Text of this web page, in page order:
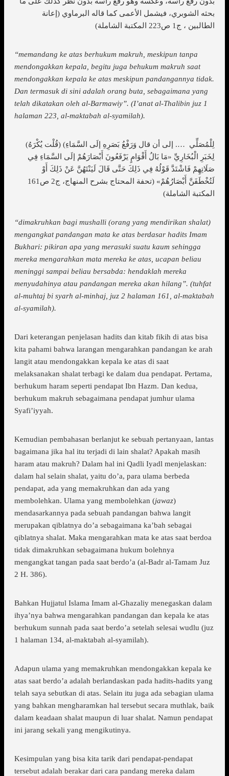
بحثه الشوبري، فيشمل الأعمى كما قاله البرماوي (إعانة
الطالبين ، ج1 ص223 المكتبة الشاملة)
“memandang ke atas berhukum makruh, meskipun tanpa
mendongakkan kepala, begitu juga behukum makruh saat
mendongakkan kepala ke atas meskipun pandangannya tidak.
Dan termasuk di sini adalah orang buta, sebagaimana yang
telah dikatakan oleh al-Barmawiy”. (I’anat al-Thalibin juz 1
halaman 223, al-maktabah al-syamilah).
(قُلْت يُكْرَهُ) لِلْمُصَلِّي …. إلى أن قال وَرَفْعُ بَصَرِهِ إلَى السَّمَاءِ)
لِخَبَرِ الْبُخَارِيِّ «مَا بَالُ أَقْوَامٍ يَرْفَعُونَ أَبْصَارَهُمْ إلَى السَّمَاءِ فِي
صَلَاتِهِمْ فَاشْتَدَّ قَوْلُهُ فِي ذَلِكَ حَتَّى قَالَ لَيَنْتَهُنَّ عَنْ ذَلِكَ أَوْ
لَتُخْطَفَنَّ أَبْصَارُهُمْ» (تحفة المحتاج بشرح المنهاج، ج2 ص161
المكتبة الشاملة)
“dimakruhkan bagi mushalli (orang yang mendirikan shalat)
mengangkat pandangan mata ke atas berdasar hadits Imam
Bukhari: pikiran apa yang merasuki suatu kaum sehingga
mereka mengarahkan mata mereka ke atas, ucapan beliau
meninggi sampai beliau bersabda: hendaklah mereka
menyudahinya atau pandangan mereka akan hilang”. (tuhfat
al-muhtaj bi syarh al-minhaj, juz 2 halaman 161, al-maktabah
al-syamilah).
Dari keterangan penjelasan hadits dan kitab fikih di atas bisa
kita pahami bahwa larangan mengarahkan pandangan ke arah
langit atau mendongakkan kepala ke atas di saat
melaksanakan shalat terbagi ke dalam dua pendapat. Pertama,
berhukum haram seperti pendapat Ibn Hazm. Dan kedua,
berhukum makruh sebagaimana pendapat jumhur ulama
Syafi’iyyah.
Kemudian pembahasan berlanjut ke sebuah pertanyaan, lantas
bagaimana jika hal itu terjadi di lain shalat? Apakah masih
haram atau makruh? Dalam hal ini Qadli Iyadl menjelaskan:
dalam hal selain shalat, yaitu do’a, para ulama berbeda
pendapat, ada yang memakruhkan dan ada yang
membolehkan. Ulama yang membolehkan (jawaz)
mendasarkannya pada sebuah pandangan bahwa langit
merupakan qiblatnya do’a sebagaimana ka’bah sebagai
qiblatnya shalat. Maka mengarahkan mata ke atas saat berdoa
tidak dimakruhkan sebagaimana hukum bolehnya
mengangkat tangan pada saat berdo’a (al-Badr al-Tamam Juz
2 H. 386).
Bahkan Hujjatul Islama Imam al-Ghazaliy menegaskan dalam
ihya’nya bahwa mengarahkan pandangan dan kepala ke atas
berhukum sunnah pada saat berdo’a setelah selesai wudlu (juz
1 halaman 134, al-maktabah al-syamilah).
Adapun ulama yang memakruhkan mendongakkan kepala ke
atas saat berdo’a adalah berlandaskan pada hadits-hadits yang
telah saya sebutkan di atas. Selain itu juga ada sebagian ulama
yang bahkan mengharamkan hal tersebut secara muthlak, baik
dalam keadaan shalat maupun di luar shalat. Namun pendapat
ini jarang sekali yang mengikutinya.
Kesimpulan yang bisa kita tarik dari pendapat-pendapat
tersebut adalah berakar dari cara pandang mereka dalam